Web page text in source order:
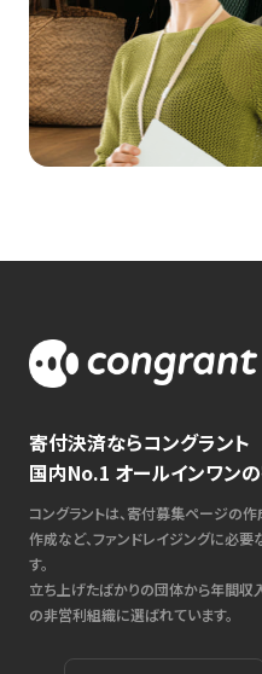
寄付決済ならコングラント
国内No.1 オールインワン
コングラントは、寄付募集ページの
作成など、ファンドレイジングに必
す。
立ち上げたばかりの団体から年間
の非営利組織に選ばれています。